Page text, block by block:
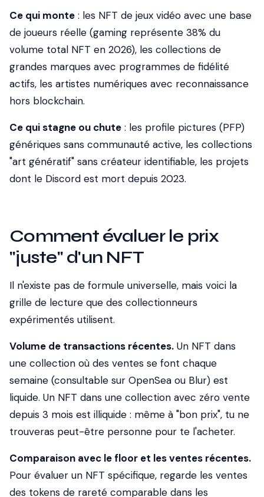
Ce qui monte : les NFT de jeux vidéo avec une base
de joueurs réelle (gaming représente 38% du
volume total NFT en 2026), les collections de
grandes marques avec programmes de fidélité
actifs, les artistes numériques avec reconnaissance
hors blockchain.
Ce qui stagne ou chute : les profile pictures (PFP)
génériques sans communauté active, les collections
"art génératif" sans créateur identifiable, les projets
dont le Discord est mort depuis 2023.
Comment évaluer le prix
"juste" d'un NFT
Il n'existe pas de formule universelle, mais voici la
grille de lecture que des collectionneurs
expérimentés utilisent.
Volume de transactions récentes. Un NFT dans
une collection où des ventes se font chaque
semaine (consultable sur OpenSea ou Blur) est
liquide. Un NFT dans une collection avec zéro vente
depuis 3 mois est illiquide : même à "bon prix", tu ne
trouveras peut-être personne pour te l'acheter.
Comparaison avec le floor et les ventes récentes.
Pour évaluer un NFT spécifique, regarde les ventes
des tokens de rareté comparable dans les